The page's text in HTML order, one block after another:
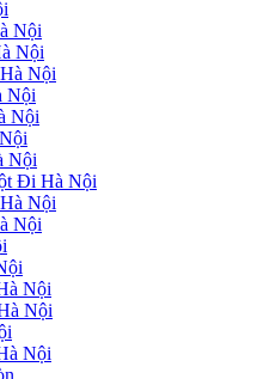
Nội
Nội
Nội
Nội
Nội
Nội
Đi Hà Nội
Nội
Nội
Nội
Nội
Nội